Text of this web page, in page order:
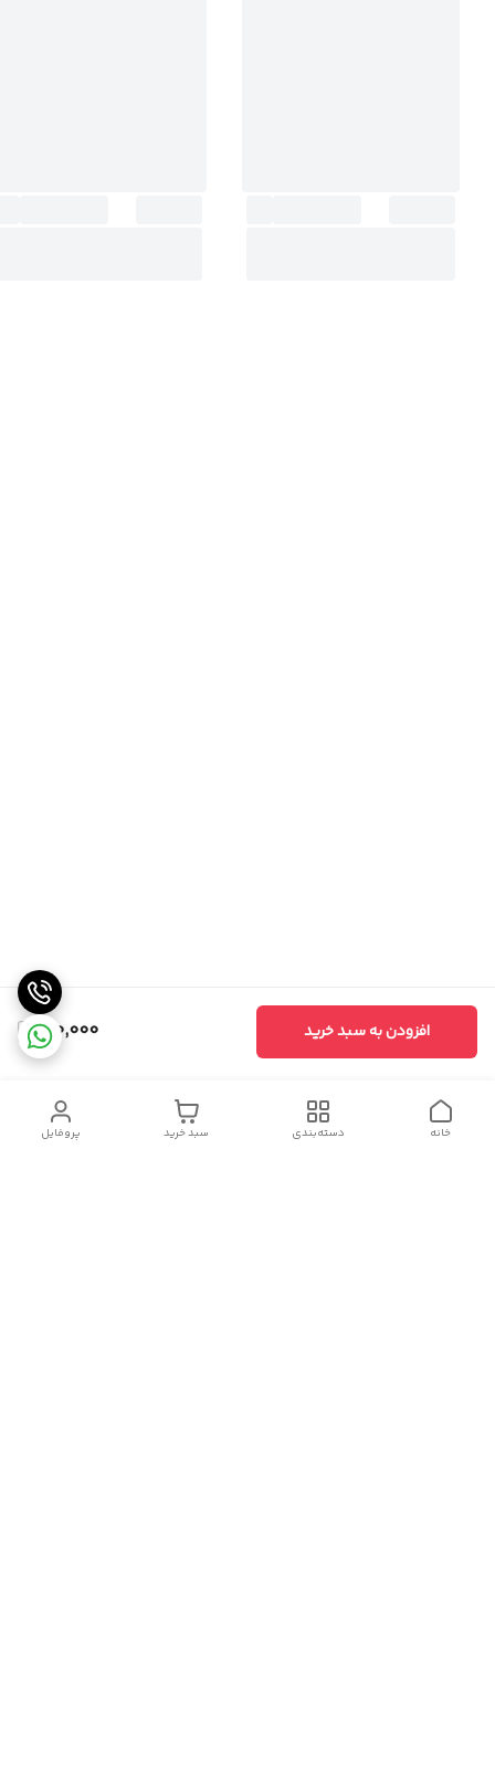
120,000 افزودن به سبد خرید
پروفایل سبد خرید دسته‌بندی خانه